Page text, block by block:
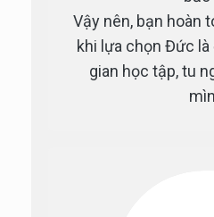
Vậy nên, bạn hoàn
khi lựa chọn Đức
gian học tập, tu